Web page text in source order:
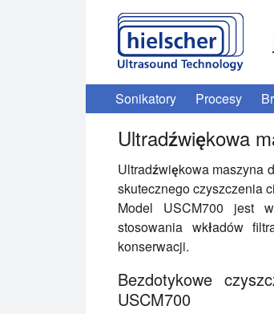
Sonikatory Procesy
Ultradźwiękowa
Ultradźwiękowa maszyna
skutecznego czyszczenia
Model USCM700 jest
stosowania wkładów
konserwacji.
Bezdotykowe
USCM700